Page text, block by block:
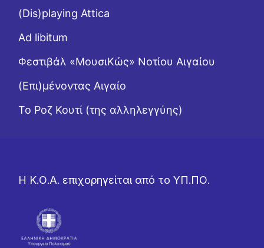
(Dis)playing Attica
Ad libitum
Φεστιβάλ «ΜουσιΚώς» Νοτίου Αιγαίου
(Επι)μένοντας Αιγαίο
Το Ροζ Κουτί (της αλληλεγγύης)
Η Κ.Ο.Α. επιχορηγείται από το ΥΠ.ΠΟ.